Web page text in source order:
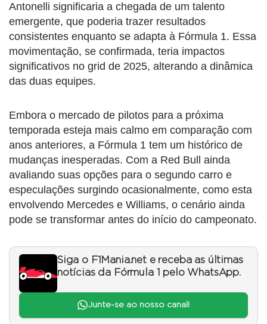
Antonelli significaria a chegada de um talento
emergente, que poderia trazer resultados
consistentes enquanto se adapta à Fórmula 1. Essa
movimentação, se confirmada, teria impactos
significativos no grid de 2025, alterando a dinâmica
das duas equipes.
Embora o mercado de pilotos para a próxima
temporada esteja mais calmo em comparação com
anos anteriores, a Fórmula 1 tem um histórico de
mudanças inesperadas. Com a Red Bull ainda
avaliando suas opções para o segundo carro e
especulações surgindo ocasionalmente, como esta
envolvendo Mercedes e Williams, o cenário ainda
pode se transformar antes do início do campeonato.
Siga o F1Mania.net e receba as últimas
notícias da Fórmula 1 pelo WhatsApp.
Junte-se ao nosso canal!